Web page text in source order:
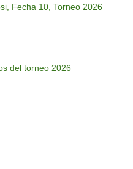
Fecha 10, Torneo 2026
del torneo 2026